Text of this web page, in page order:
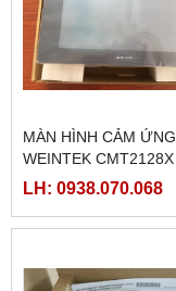
MÀN HÌNH CẢM ỨNG
WEINTEK CMT2128X
LH: 0938.070.068